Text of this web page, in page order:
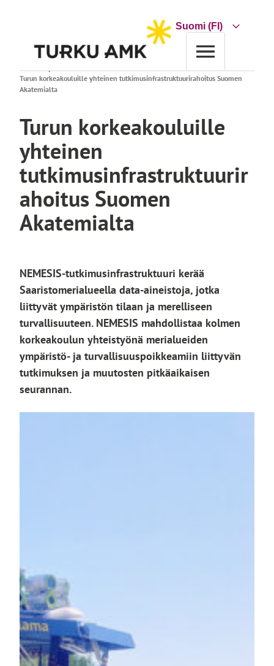
Choose
Turun korkeakouluille yhteinen tutkimusinfrastruktuurirahoitus Suomen
Akatemialta
Turun korkeakouluille
yhteinen
tutkimusinfrastruktuurir
ahoitus Suomen
Akatemialta
NEMESIS-tutkimusinfrastruktuuri kerää
Saaristomerialueella data-aineistoja, jotka
liittyvät ympäristön tilaan ja merelliseen
turvallisuuteen. NEMESIS mahdollistaa kolmen
korkeakoulun yhteistyönä merialueiden
ympäristö- ja turvallisuuspoikkeamiin liittyvän
tutkimuksen ja muutosten pitkäaikaisen
seurannan.